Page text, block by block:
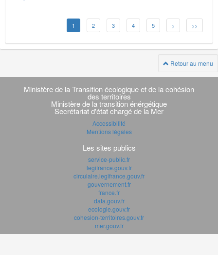
1 2 3 4 5 > >>
Retour au menu
Navigation
transverse
Ministère de la Transition écologique et de la cohésion
des territoires
Ministère de la transition énérgétique
Secrétariat d'état chargé de la Mer
Accessibilité
Mentions légales
Les sites publics
service-public.fr
legifrance.gouv.fr
circulaire.legifrance.gouv.fr
gouvernement.fr
france.fr
data.gouv.fr
ecologie.gouv.fr
cohesion-territoires.gouv.fr
mer.gouv.fr